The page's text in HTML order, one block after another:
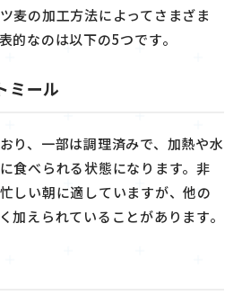
麦の加工方法によってさまざま
的なのは以下の5つです。
ミール
り、一部は調理済みで、加熱や水
食べられる状態になります。非
しい朝に適していますが、他の
加えられていることがあります。